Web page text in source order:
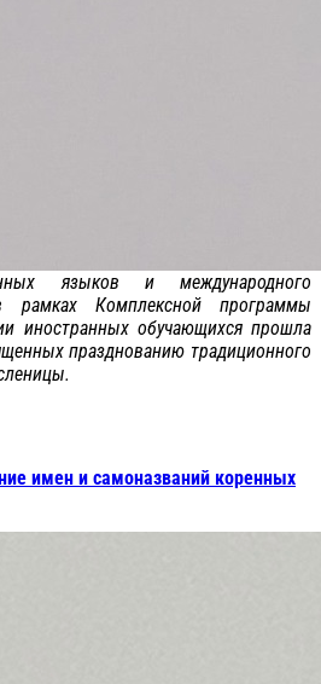
языков и международного
рамках Комплексной программы
иностранных обучающихся прошла
празднованию традиционного
имен и самоназваний коренных